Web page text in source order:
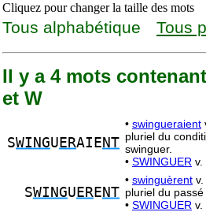
Cliquez pour changer la taille des mots
Tous alphabétique Tous
Il y a 4 mots
et W
SWINGU ERAIE NT
• swingueraient
pluriel du
swinguer.
• SWINGUER v.
SWINGU ERE NT
• swinguèrent
pluriel du
• SWINGUER v.